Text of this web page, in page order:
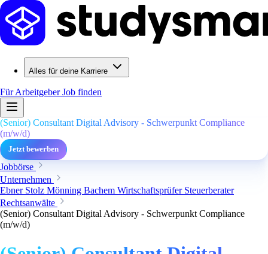
Alles für deine Karriere
Für ArbeitgeberJob finden
(Senior) Consultant Digital Advisory - Schwerpunkt Compliance
(m/w/d)
Jetzt bewerben
Jobbörse
Unternehmen
Ebner Stolz Mönning Bachem Wirtschaftsprüfer Steuerberater
Rechtsanwälte
(Senior) Consultant Digital Advisory - Schwerpunkt Compliance
(m/w/d)